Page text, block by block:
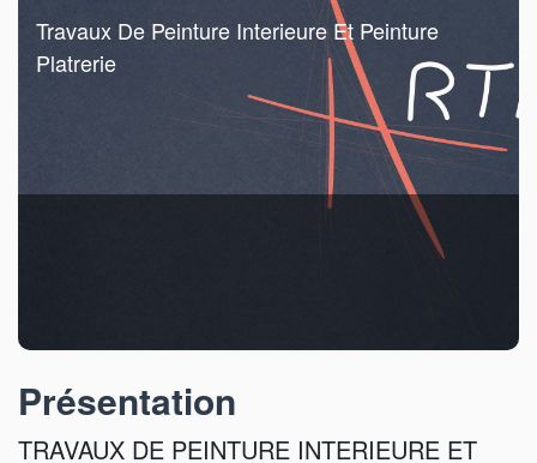
Travaux De Peinture Interieure Et Peinture
Platrerie
Présentation
TRAVAUX DE PEINTURE INTERIEURE ET